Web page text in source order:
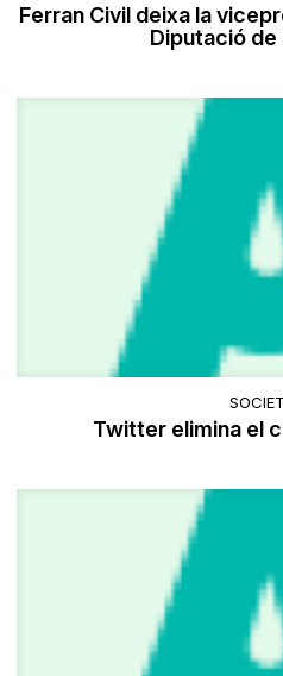
​Ferran Civil deixa la
Diputació de
Twitter elimina el